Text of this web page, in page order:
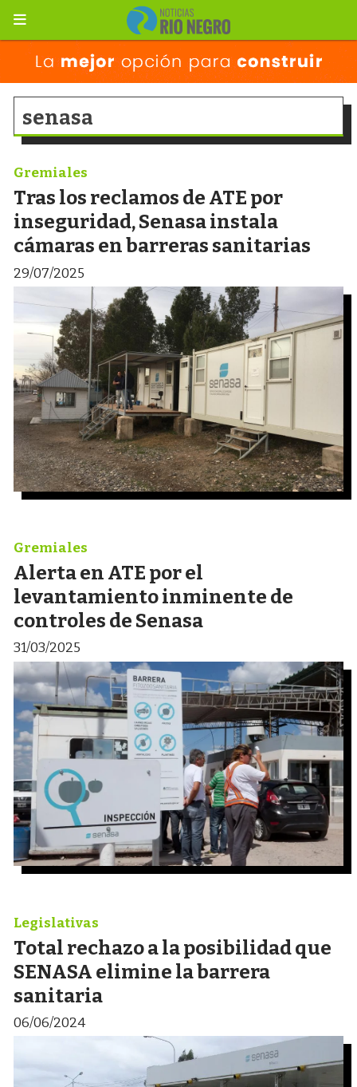
senasa
Tras los reclamos de ATE por
inseguridad, Senasa instala
cámaras en barreras sanitarias
Gremiales
29/07/2025
Alerta en ATE por el
levantamiento inminente de
controles de Senasa
Gremiales
31/03/2025
Total rechazo a la posibilidad que
SENASA elimine la barrera
sanitaria
Legislativas
06/06/2024